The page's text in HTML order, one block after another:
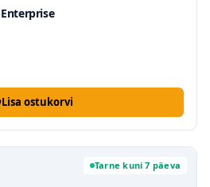
Lisa ostukorvi
Tarne kuni 7 päeva